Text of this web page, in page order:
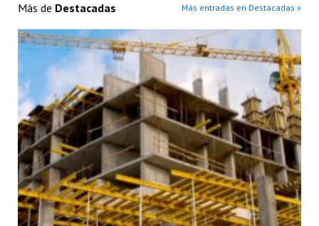
Más de Destacadas Más entradas en Destacadas »